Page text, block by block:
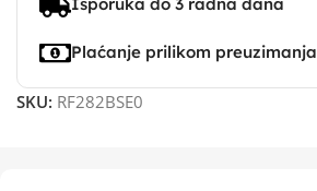
Plaćanje prilikom preuzimanja
SKU: RF282BSE0